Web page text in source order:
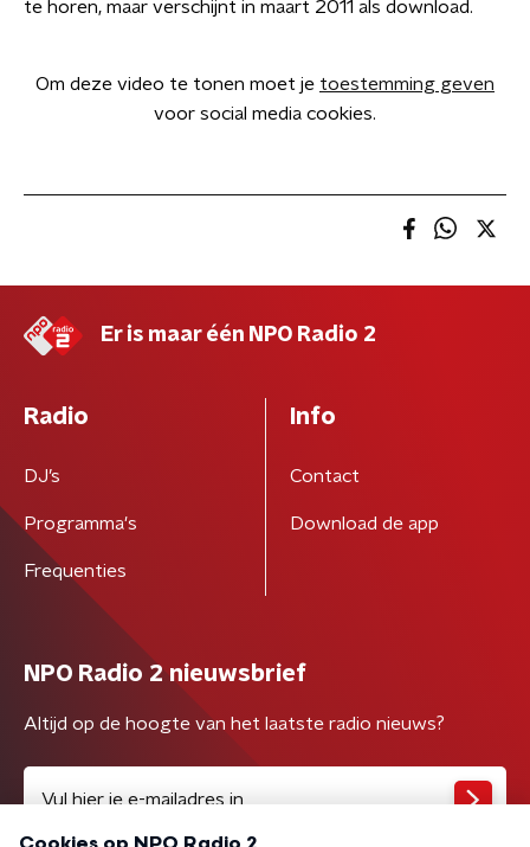
te horen, maar verschijnt in maart 2011 als download.
Om deze video te tonen moet je toestemming geven
voor social media cookies.
Er is maar één NPO Radio 2
Radio
DJ’s
Programma's
Frequenties
Info
Contact
Download de app
NPO Radio 2 nieuwsbrief
Altijd op de hoogte van het laatste radio nieuws?